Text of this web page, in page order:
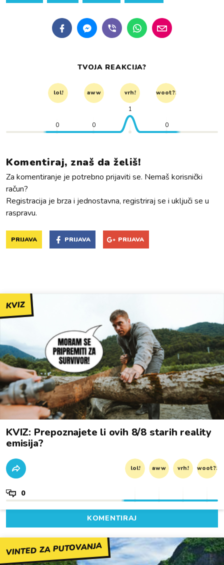
TVOJA REAKCIJA?
lol! aww vrh! woot?!
0 0
1
0
Komentiraj, znaš da želiš!
Za komentiranje je potrebno prijaviti se. Nemaš korisnički
račun?
Registracija je brza i jednostavna, registriraj se i uključi se u
raspravu.
PRIJAVA PRIJAVA PRIJAVA
KVIZ
KVIZ: Prepoznajete li ovih 8/8 starih reality
emisija?
lol! aww vrh! woot?!
0
KOMENTIRAJ
VINTED ZA PUTOVANJA